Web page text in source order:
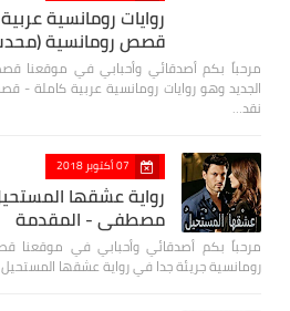
روايات رومانسية
قصص رومانسية
الجديد وهو روايات رومانسية عربية كاملة
نقد…
07 أكتوبر 2018
رواية عشقها
مصطفي - المقدمة
رومانسية جريئة جدا في رواية عشقها